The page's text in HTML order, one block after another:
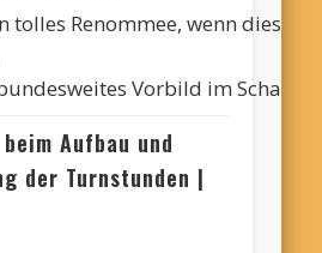
tolles Renommee, wenn dieses
Vorbild im
Aufbau und
der Turnstunden |